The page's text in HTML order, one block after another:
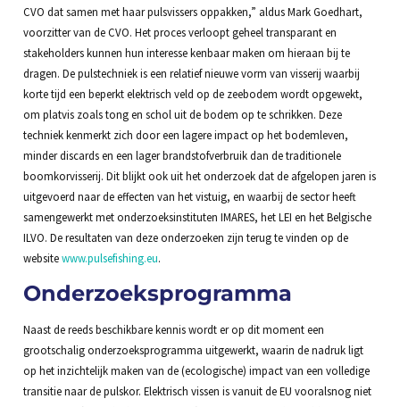
CVO dat samen met haar pulsvissers oppakken,” aldus Mark Goedhart,
voorzitter van de CVO. Het proces verloopt geheel transparant en
stakeholders kunnen hun interesse kenbaar maken om hieraan bij te
dragen. De pulstechniek is een relatief nieuwe vorm van visserij waarbij
korte tijd een beperkt elektrisch veld op de zeebodem wordt opgewekt,
om platvis zoals tong en schol uit de bodem op te schrikken. Deze
techniek kenmerkt zich door een lagere impact op het bodemleven,
minder discards en een lager brandstofverbruik dan de traditionele
boomkorvisserij. Dit blijkt ook uit het onderzoek dat de afgelopen jaren is
uitgevoerd naar de effecten van het vistuig, en waarbij de sector heeft
samengewerkt met onderzoeksinstituten IMARES, het LEI en het Belgische
ILVO. De resultaten van deze onderzoeken zijn terug te vinden op de
websitewww.pulsefishing.eu.
Onderzoeksprogramma
Naast de reeds beschikbare kennis wordt er op dit moment een
grootschalig onderzoeksprogramma uitgewerkt, waarin de nadruk ligt
op het inzichtelijk maken van de (ecologische) impact van een volledige
transitie naar de pulskor. Elektrisch vissen is vanuit de EU vooralsnog niet